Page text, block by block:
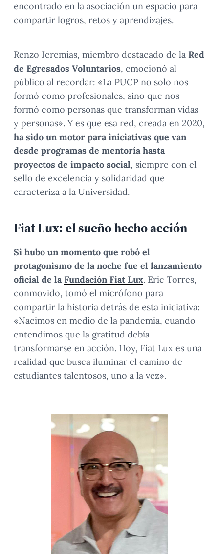
encontrado en la asociación un espacio para
compartir logros, retos y aprendizajes.
Renzo Jeremías, miembro destacado de la Red
de Egresados Voluntarios, emocionó al
público al recordar: «La PUCP no solo nos
formó como profesionales, sino que nos
formó como personas que transforman vidas
y personas». Y es que esa red, creada en 2020,
ha sido un motor para iniciativas que van
desde programas de mentoría hasta
proyectos de impacto social, siempre con el
sello de excelencia y solidaridad que
caracteriza a la Universidad.
Fiat Lux: el sueño hecho acción
Si hubo un momento que robó el
protagonismo de la noche fue el lanzamiento
oficial de la Fundación Fiat Lux. Eric Torres,
conmovido, tomó el micrófono para
compartir la historia detrás de esta iniciativa:
«Nacimos en medio de la pandemia, cuando
entendimos que la gratitud debía
transformarse en acción. Hoy, Fiat Lux es una
realidad que busca iluminar el camino de
estudiantes talentosos, uno a la vez».